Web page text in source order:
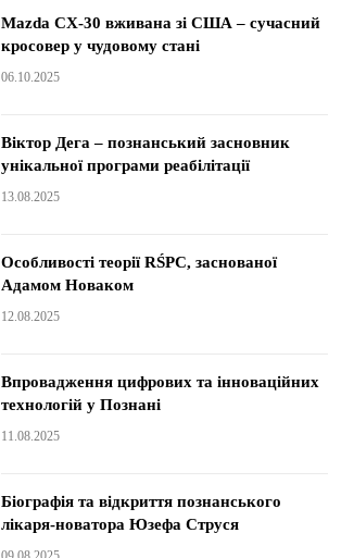
Mazda CX-30 вживана зі США – сучасний
кросовер у чудовому стані
06.10.2025
Віктор Дега – познанський засновник
унікальної програми реабілітації
13.08.2025
Особливості теорії RŚPC, заснованої
Адамом Новаком
12.08.2025
Впровадження цифрових та інноваційних
технологій у Познані
11.08.2025
Біографія та відкриття познанського
лікаря-новатора Юзефа Струся